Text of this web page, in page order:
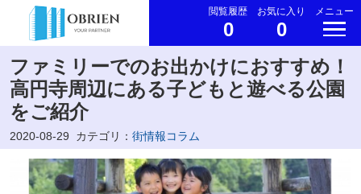
閲覧履歴
0
お気に入り
0
メニュー
ファミリーでのお出かけにおすすめ！
高円寺周辺にある子どもと遊べる公園
をご紹介
2020-08-29 カテゴリ： 街情報コラム